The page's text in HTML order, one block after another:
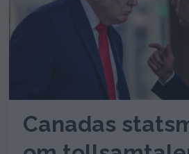
Canadas